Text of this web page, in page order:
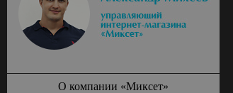
О компании «Миксет»